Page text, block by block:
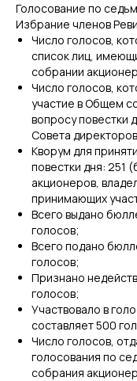
Голосование по
Избрание членов
Число голосов,
список лиц,
собрании
Число голосов,
участие в Общем
вопросу повестки
Совета
Кворум для
повестки дня: 251
акционеров,
принимающих
Всего выдано
голосов;
Всего подано
голосов;
Признано
голосов;
Участвовало в
составляет 500
Число голосов,
голосования по
собрания